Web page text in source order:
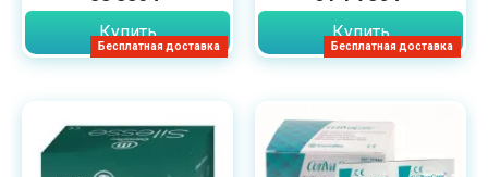
Бесплатная доставка
Купить
Бесплатная доставка
Купить